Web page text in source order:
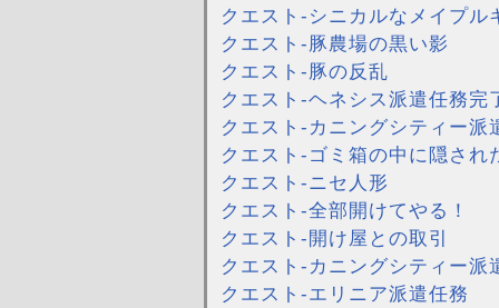
クエスト-シニカルなメイプル
クエスト-豚農場の黒い影
クエスト-豚の反乱
クエスト-ヘネシス派遣任務完
クエスト-カニングシティー派
クエスト-ゴミ箱の中に隠され
クエスト-ニセ人形
クエスト-全部開けてやる！
クエスト-開け屋との取引
クエスト-カニングシティー派
クエスト-エリニア派遣任務